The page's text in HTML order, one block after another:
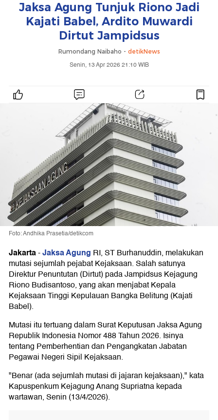
Jaksa Agung Tunjuk Riono Jadi
Kajati Babel, Ardito Muwardi
Dirtut Jampidsus
Rumondang Naibaho - detikNews
Senin, 13 Apr 2026 21:10 WIB
Foto: Andhika Prasetia/detikcom
Jakarta-Jaksa Agung RI, ST Burhanuddin, melakukan
mutasi sejumlah pejabat Kejaksaan. Salah satunya
Direktur Penuntutan (Dirtut) pada Jampidsus Kejagung
Riono Budisantoso, yang akan menjabat Kepala
Kejaksaan Tinggi Kepulauan Bangka Belitung (Kajati
Babel).
Mutasi itu tertuang dalam Surat Keputusan Jaksa Agung
Republik Indonesia Nomor 488 Tahun 2026. Isinya
tentang Pemberhentian dan Pengangkatan Jabatan
Pegawai Negeri Sipil Kejaksaan.
"Benar (ada sejumlah mutasi di jajaran kejaksaan)," kata
Kapuspenkum Kejagung Anang Supriatna kepada
wartawan, Senin (13/4/2026).